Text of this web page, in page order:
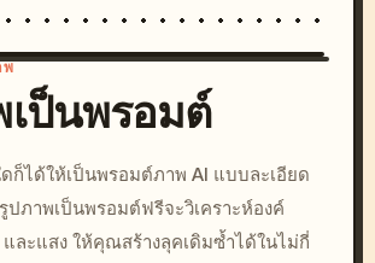
c, cyberpunk sunset, neon
colors, 8k --v 6.0
พ
ป็นพรอมต์
ก็ได้ให้เป็นพรอมต์ภาพ AI แบบละเอียด
ปภาพเป็นพรอมต์ฟรีจะวิเคราะห์องค์
ละแสง ให้คุณสร้างลุคเดิมซ้ำได้ในไม่กี่